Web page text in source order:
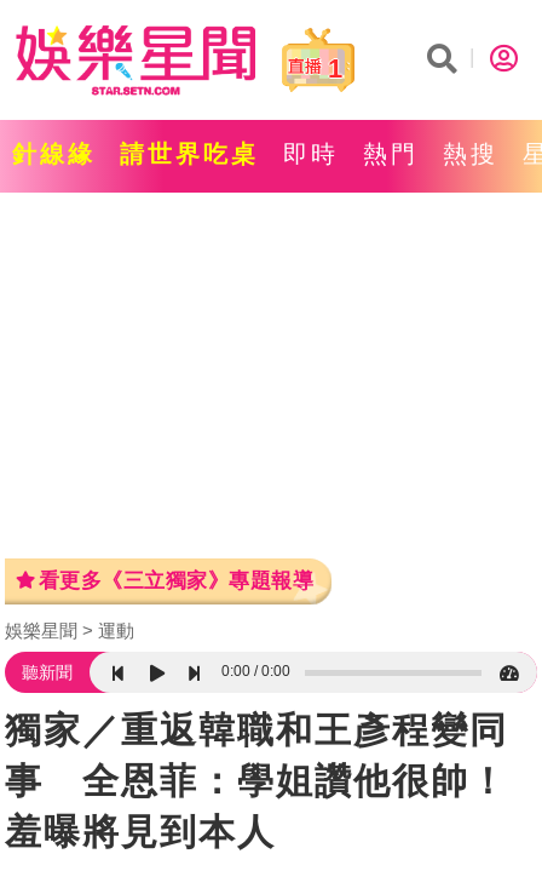
1
針線緣 請世界吃桌 即時 熱門 熱搜
看更多《三立獨家》專題報導
娛樂星聞 運動
聽新聞 0:00 0:00
獨家／重返韓職和王彥程變同
事 全恩菲：學姐讚他很帥！
羞曝將見到本人